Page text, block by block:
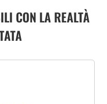
CON LA REALTÀ